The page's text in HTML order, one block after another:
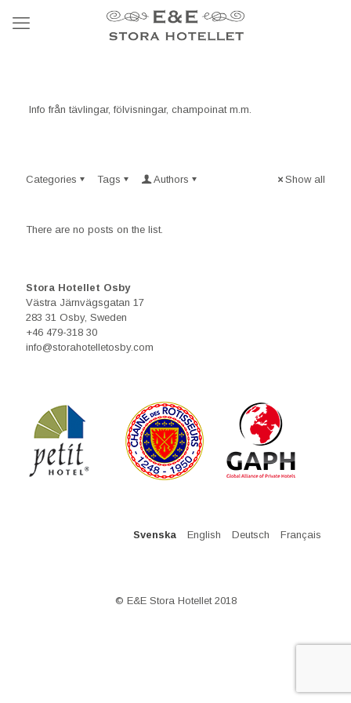
Info från tävlingar, fölvisningar, champoinat m.m.
Categories Tags Authors Show all
There are no posts on the list.
Stora Hotellet Osby
Västra Järnvägsgatan 17
283 31 Osby, Sweden
+46 479-318 30
info@storahotelletosby.com
Svenska English Deutsch Français
© E&E Stora Hotellet 2018